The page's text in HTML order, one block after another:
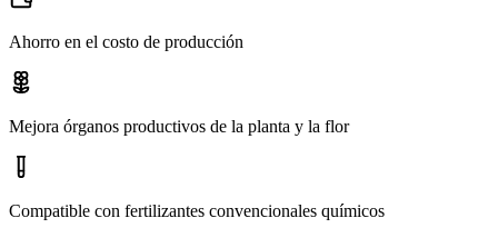
Ahorro en el costo de producción
Mejora órganos productivos de la planta y la flor
Compatible con fertilizantes convencionales químicos